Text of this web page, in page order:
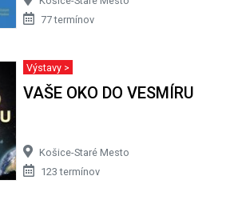
77 termínov
Výstavy >
VAŠE OKO DO VESMÍRU
Košice-Staré Mesto
123 termínov